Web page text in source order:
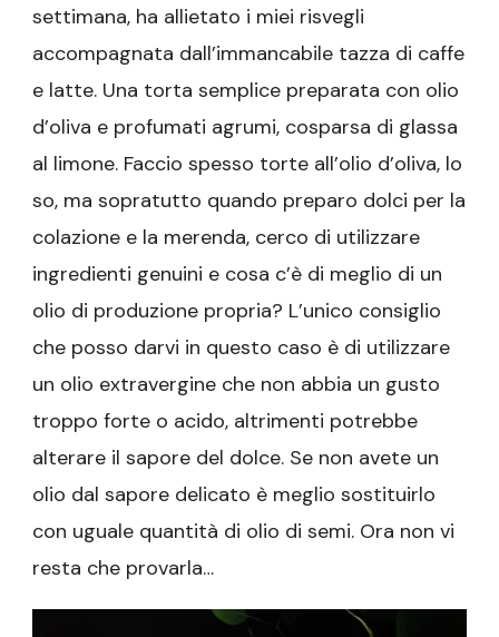
settimana, ha allietato i miei risvegli
accompagnata dall’immancabile tazza di caffe
e latte. Una torta semplice preparata con olio
d’oliva e profumati agrumi, cosparsa di glassa
al limone. Faccio spesso torte all’olio d’oliva, lo
so, ma sopratutto quando preparo dolci per la
colazione e la merenda, cerco di utilizzare
ingredienti genuini e cosa c’è di meglio di un
olio di produzione propria? L’unico consiglio
che posso darvi in questo caso è di utilizzare
un olio extravergine che non abbia un gusto
troppo forte o acido, altrimenti potrebbe
alterare il sapore del dolce. Se non avete un
olio dal sapore delicato è meglio sostituirlo
con uguale quantità di olio di semi. Ora non vi
resta che provarla…